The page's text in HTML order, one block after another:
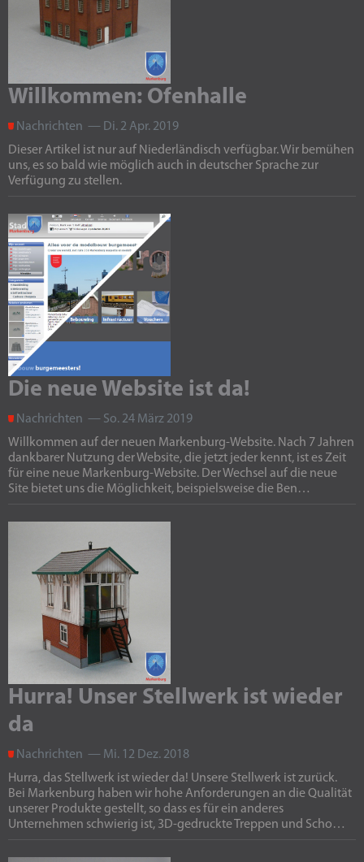
Willkommen: Ofenhalle
Nachrichten — Di. 2 Apr. 2019
Dieser Artikel ist nur auf Niederländisch verfügbar. Wir bemühen
uns, es so bald wie möglich auch in deutscher Sprache zur
Verfügung zu stellen.
Die neue Website ist da!
Nachrichten — So. 24 März 2019
Willkommen auf der neuen Markenburg-Website. Nach 7 Jahren
dankbarer Nutzung der Website, die jetzt jeder kennt, ist es Zeit
für eine neue Markenburg-Website. Der Wechsel auf die neue
Site bietet uns die Möglichkeit, beispielsweise die Ben…
Hurra! Unser Stellwerk ist wieder
da
Nachrichten — Mi. 12 Dez. 2018
Hurra, das Stellwerk ist wieder da! Unsere Stellwerk ist zurück.
Bei Markenburg haben wir hohe Anforderungen an die Qualität
unserer Produkte gestellt, so dass es für ein anderes
Unternehmen schwierig ist, 3D-gedruckte Treppen und Scho…